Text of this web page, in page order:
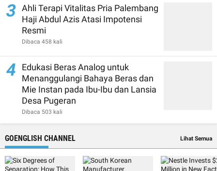
3 Ahli Terapi Vitalitas Pria Palembang
Haji Abdul Azis Atasi Impotensi
Resmi
Dibaca 458 kali
4
Edukasi Beras Analog untuk
Menanggulangi Bahaya Beras dan
Mie Instan pada Ibu-Ibu dan Lansia
Desa Pugeran
Dibaca 503 kali
GOENGLISH CHANNEL Lihat Semua